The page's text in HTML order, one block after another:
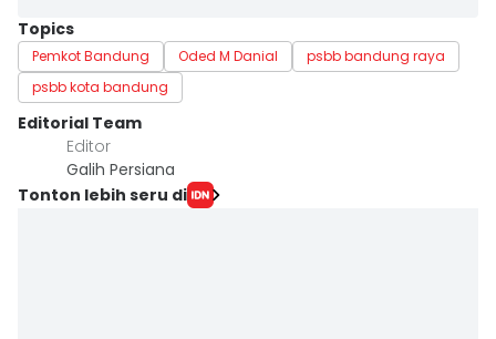
Topics
Pemkot Bandung Oded M Danial
psbb bandung raya
psbb kota bandung
Editorial Team
Editor
Galih Persiana
Tonton lebih seru di